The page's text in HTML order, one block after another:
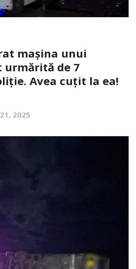
mașina unui
urmărită de 7
Avea cuțit la ea!
2025